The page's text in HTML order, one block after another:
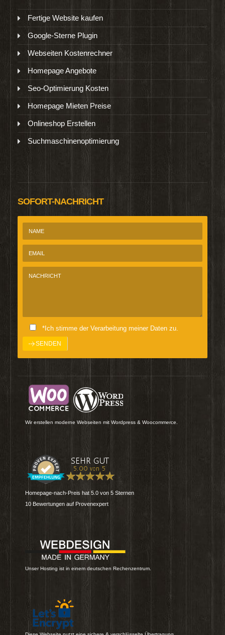
Fertige Website kaufen
Google-Sterne Plugin
Webseiten Kostenrechner
Homepage Angebote
Seo-Optimierung Kosten
Homepage Mieten Preise
Onlineshop Erstellen
Suchmaschinenoptimierung
SOFORT-NACHRICHT
*Ich stimme der Verarbeitung meiner Daten zu.
Wir erstellen moderne Webseiten mit Wordpress & Woocommerce.
Homepage-nach-Preis hat 5.0 von 5 Sternen
10 Bewertungen auf Provenexpert
Unser Hosting ist in einem deutschen Rechenzentrum.